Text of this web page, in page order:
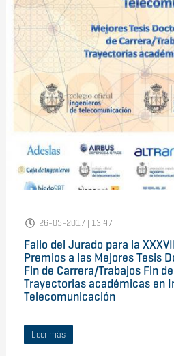
26-05-2017 | 13:47
Fallo del Jurado para la
Premios a las Mejores Tesis
Fin de Carrera/Trabajos Fin
Trayectorias académicas en
Telecomunicación
Leer más